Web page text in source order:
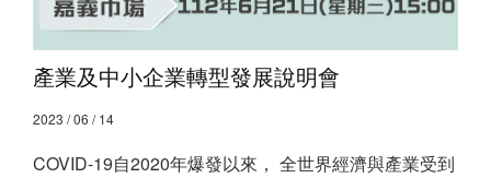
產業及中小企業轉型發展說明會
2023 / 06 / 14
COVID-19自2020年爆發以來， 全世界經濟與產業受到